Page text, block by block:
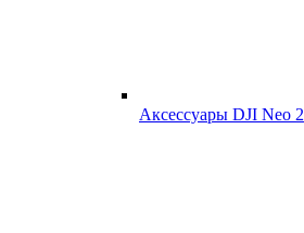
Аксессуары DJI Neo 2